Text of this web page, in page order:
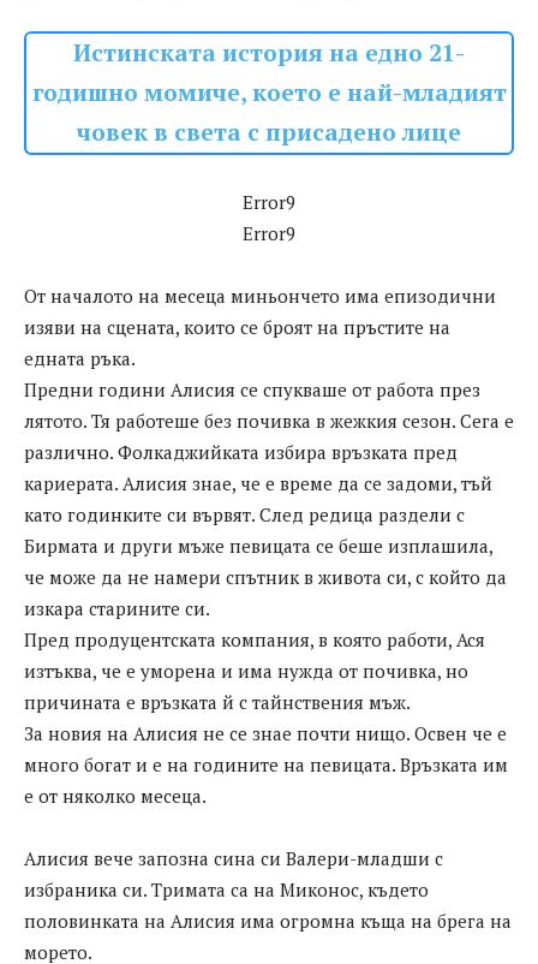
Истинската история на едно 21-
годишно момиче, което е най-младият
човек в света с присадено лице
Error9
Error9
От началото на месеца миньончето има епизодични
изяви на сцената, които се броят на пръстите на
едната ръка.
Предни години Алисия се спукваше от работа през
лятото. Тя работеше без почивка в жежкия сезон. Сега е
различно. Фолкаджийката избира връзката пред
кариерата. Алисия знае, че е време да се задоми, тъй
като годинките си вървят. След редица раздели с
Бирмата и други мъже певицата се беше изплашила,
че може да не намери спътник в живота си, с който да
изкара старините си.
Пред продуцентската компания, в която работи, Ася
изтъква, че е уморена и има нужда от почивка, но
причината е връзката й с тайнствения мъж.
За новия на Алисия не се знае почти нищо. Освен че е
много богат и е на годините на певицата. Връзката им
е от няколко месеца.
Алисия вече запозна сина си Валери-младши с
избраника си. Тримата са на Миконос, където
половинката на Алисия има огромна къща на брега на
морето.